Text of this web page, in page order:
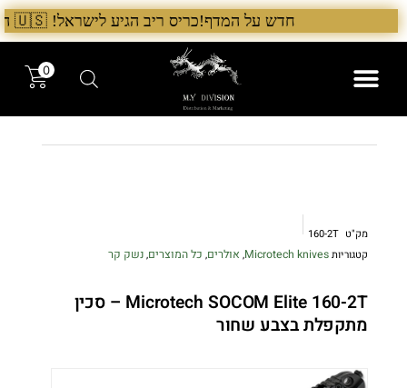
דילוג
לתוכן
חדש על המדף!כריס ריב הגיע לישראל! 🇺🇸 המלאי הראשון בארץ – עכשיו אצל היבואן הבלעדי לרגל ההשקה, 5% הנחה על כל מוצרי Chris Reeve לזמן מוגבל. בנוסף, הגיע גם מלאי חדש של Benchmade ו־Microtech. לרכישה עכשיו›. >
0
מק"ט 160-2T
קטגוריותMicrotech knives
, אולרים, כל המוצרים,נשק קר
Microtech SOCOM Elite 160-2T – סכין
מתקפלת בצבע שחור